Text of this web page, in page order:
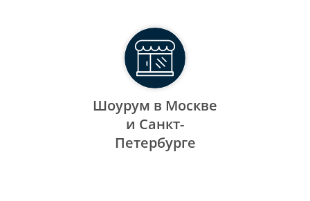
Шоурум в Москве
и Санкт-
Петербурге